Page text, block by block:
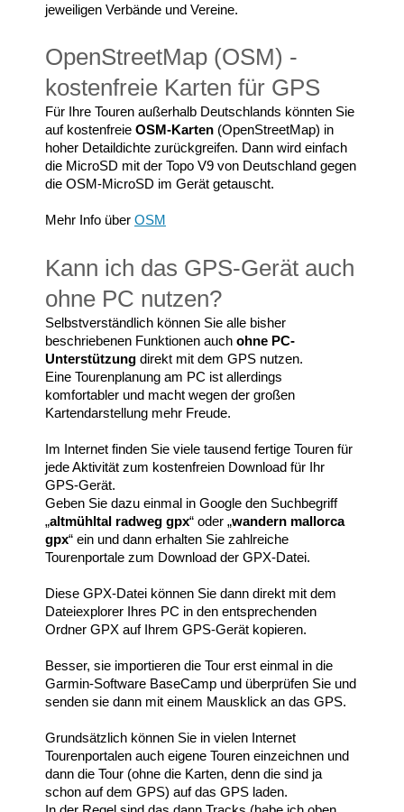
jeweiligen Verbände und Vereine.
OpenStreetMap (OSM) -
kostenfreie Karten für GPS
Für Ihre Touren außerhalb Deutschlands könnten Sie
auf kostenfreie OSM-Karten (OpenStreetMap) in
hoher Detaildichte zurückgreifen. Dann wird einfach
die MicroSD mit der Topo V9 von Deutschland gegen
die OSM-MicroSD im Gerät getauscht.
Mehr Info über OSM
Kann ich das GPS-Gerät auch
ohne PC nutzen?
Selbstverständlich können Sie alle bisher
beschriebenen Funktionen auch ohne PC-
Unterstützung direkt mit dem GPS nutzen.
Eine Tourenplanung am PC ist allerdings
komfortabler und macht wegen der großen
Kartendarstellung mehr Freude.
Im Internet finden Sie viele tausend fertige Touren für
jede Aktivität zum kostenfreien Download für Ihr
GPS-Gerät.
Geben Sie dazu einmal in Google den Suchbegriff
„altmühltal radweg gpx“ oder „wandern mallorca
gpx“ ein und dann erhalten Sie zahlreiche
Tourenportale zum Download der GPX-Datei.
Diese GPX-Datei können Sie dann direkt mit dem
Dateiexplorer Ihres PC in den entsprechenden
Ordner GPX auf Ihrem GPS-Gerät kopieren.
Besser, sie importieren die Tour erst einmal in die
Garmin-Software BaseCamp und überprüfen Sie und
senden sie dann mit einem Mausklick an das GPS.
Grundsätzlich können Sie in vielen Internet
Tourenportalen auch eigene Touren einzeichnen und
dann die Tour (ohne die Karten, denn die sind ja
schon auf dem GPS) auf das GPS laden.